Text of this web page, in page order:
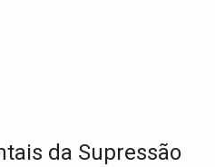
da Supressão